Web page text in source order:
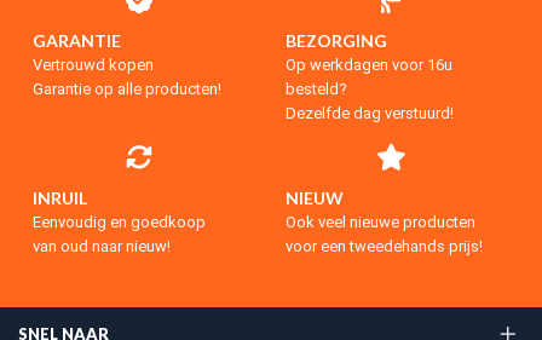
GARANTIE
Vertrouwd kopen
Garantie op alle producten!
BEZORGING
Op werkdagen voor 16u
besteld?
Dezelfde dag verstuurd!
INRUIL
Eenvoudig en goedkoop
van oud naar nieuw!
NIEUW
Ook veel nieuwe producten
voor een tweedehands prijs!
SNEL NAAR